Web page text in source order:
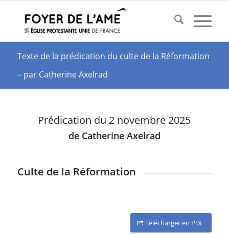
Texte de la prédication du culte de la Réformation
– par Catherine Axelrad
Prédication du 2 novembre 2025
de Catherine Axelrad
Culte de la Réformation
Télécharger en PDF